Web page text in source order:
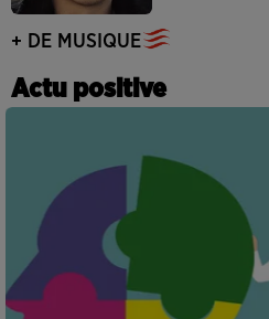
+ DE MUSIQUE
Actu positive